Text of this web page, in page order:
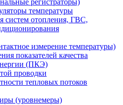
регистраторы)
температуры
систем отопления, ГВС,
измерение температуры)
показателей качества
(ПКЭ)
проводки
тепловых потоков
(уровнемеры)